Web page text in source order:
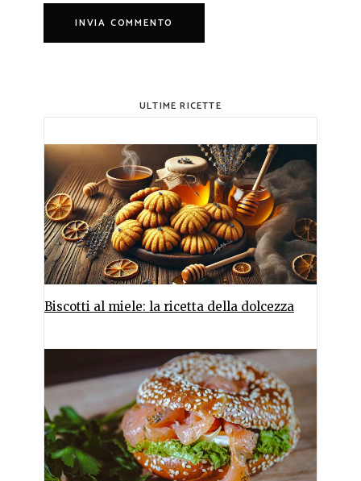
ULTIME RICETTE
Biscotti al miele: la ricetta della dolcezza